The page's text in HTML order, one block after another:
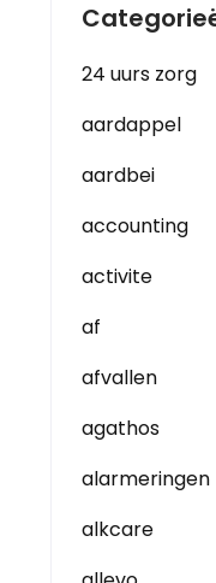
24 uurs zorg
aardappel
aardbei
accounting
activite
af
afvallen
agathos
alarmeringen
alkcare